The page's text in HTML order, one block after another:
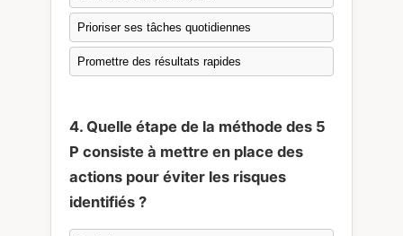
Prioriser ses tâches quotidiennes
Promettre des résultats rapides
4. Quelle étape de la méthode des 5
P consiste à mettre en place des
actions pour éviter les risques
identifiés ?